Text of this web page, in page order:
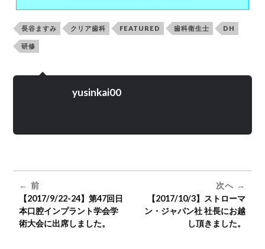
長谷ますみ クリア歯科 FEATURED 歯科衛生士 DH
研修
yusinkai00
前
【2017/9/22-24】第47回日
本口腔インプラント学会学
術大会に出席しました。
次へ
【2017/10/3】ストローマ
ン・ジャパン社 社長にお越
し頂きました。